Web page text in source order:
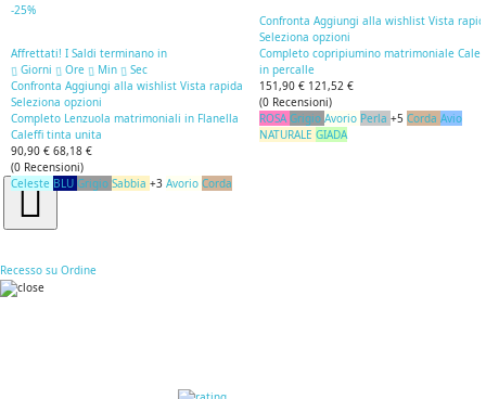
-25%
Affrettati! I Saldi terminano in
Giorni
Ore Min
Sec
Confronta Aggiungi alla wishlist Vista rapida
Seleziona opzioni
Completo Lenzuola matrimoniali in Flanella
Caleffi tinta unita
90,90 € 68,18 €
(0 Recensioni)
Celeste BLU Grigio Sabbia +3 Avorio Corda
Confronta Aggiungi alla wishlist Vista
Seleziona opzioni
Completo copripiumino matrimoniale
in percalle
151,90 € 121,52 €
(0 Recensioni)
ROSA Grigio Avorio Perla +5 Corda Avio
NATURALE GIADA
Recesso su Ordine